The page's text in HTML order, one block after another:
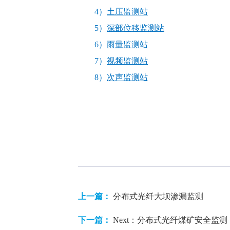
4） 土压监测站
5） 深部位移监测站
6） 雨量监测站
7） 视频监测站
8） 次声监测站
上一篇： 分布式光纤大坝渗漏监测
下一篇： Next：分布式光纤煤矿安全监测